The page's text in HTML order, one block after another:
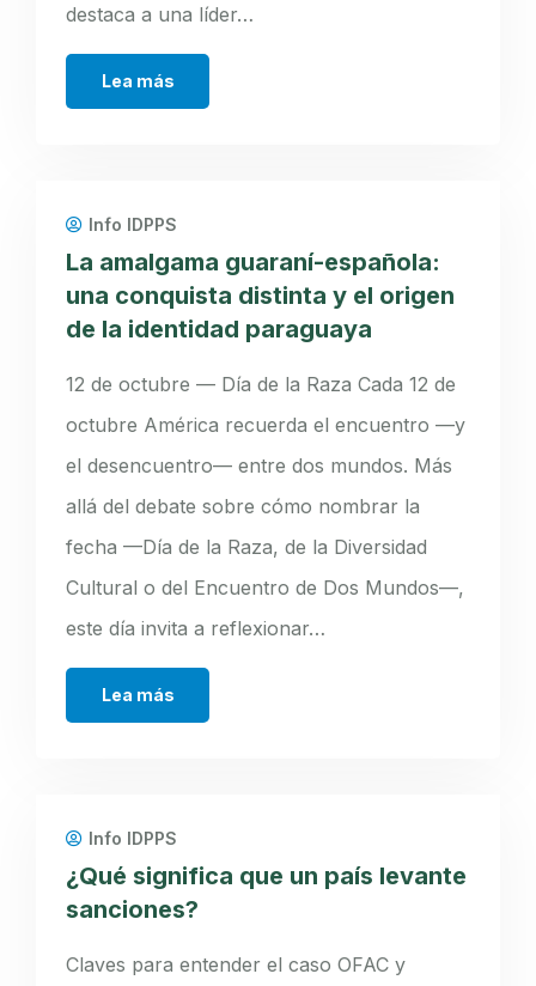
destaca a una líder…
Lea más
Info IDPPS
La amalgama guaraní-española:
una conquista distinta y el origen
de la identidad paraguaya
12 de octubre — Día de la Raza Cada 12 de
octubre América recuerda el encuentro —y
el desencuentro— entre dos mundos. Más
allá del debate sobre cómo nombrar la
fecha —Día de la Raza, de la Diversidad
Cultural o del Encuentro de Dos Mundos—,
este día invita a reflexionar…
Lea más
Info IDPPS
¿Qué significa que un país levante
sanciones?
Claves para entender el caso OFAC y